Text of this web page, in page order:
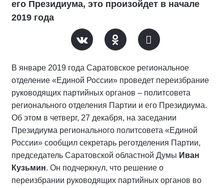
его Президиума, это произойдет в начале
2019 года
В январе 2019 года Саратовское региональное
отделение «Единой России» проведет переизбрание
руководящих партийных органов – политсовета
регионального отделения Партии и его Президиума.
Об этом в четверг, 27 декабря, на заседании
Президиума регионального политсовета «Единой
России» сообщил секретарь реготделения Партии,
председатель Саратовской областной Думы Иван
Кузьмин. Он подчеркнул, что решение о
переизбрании руководящих партийных органов во